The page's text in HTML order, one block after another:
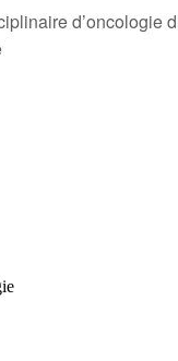
d’oncologie